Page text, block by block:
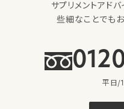
サプリメントアド
些細なことでも
平日/